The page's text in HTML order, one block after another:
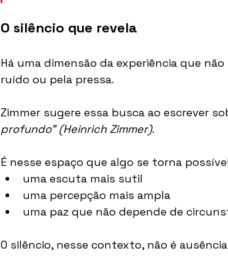
O silêncio que revela
Há uma dimensão da experiência que
ruído ou pela pressa.
Zimmer sugere essa busca ao escrever
profundo” (Heinrich Zimmer).
É nesse espaço que algo se torna
uma escuta mais sutil
uma percepção mais ampla
uma paz que não depende de
O silêncio, nesse contexto, não é